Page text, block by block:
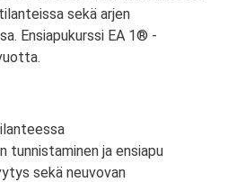
sekä arjen
Ensiapukurssi EA 1® -
tunnistaminen ja ensiapu
sekä neuvovan